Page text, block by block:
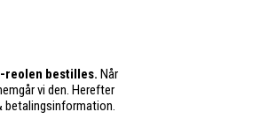
reolen bestilles. Når
vi den. Herefter
betalingsinformation.